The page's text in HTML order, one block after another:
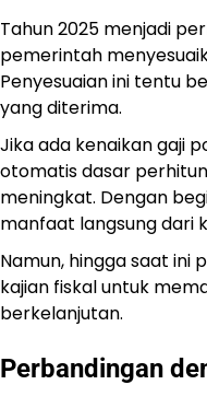
Tahun 2025 menjadi
pemerintah
Penyesuaian ini tentu
yang diterima.
Jika ada kenaikan gaji
otomatis dasar
meningkat. Dengan
manfaat langsung dari
Namun, hingga saat ini
kajian fiskal untuk
berkelanjutan.
Perbandingan